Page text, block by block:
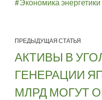
Экономика энергетики
ПРЕДЫДУЩАЯ СТАТЬЯ
АКТИВЫ В
ГЕНЕРАЦИИ
МЛРД МОГУТ